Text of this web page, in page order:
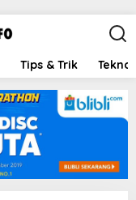
Tips & Trik